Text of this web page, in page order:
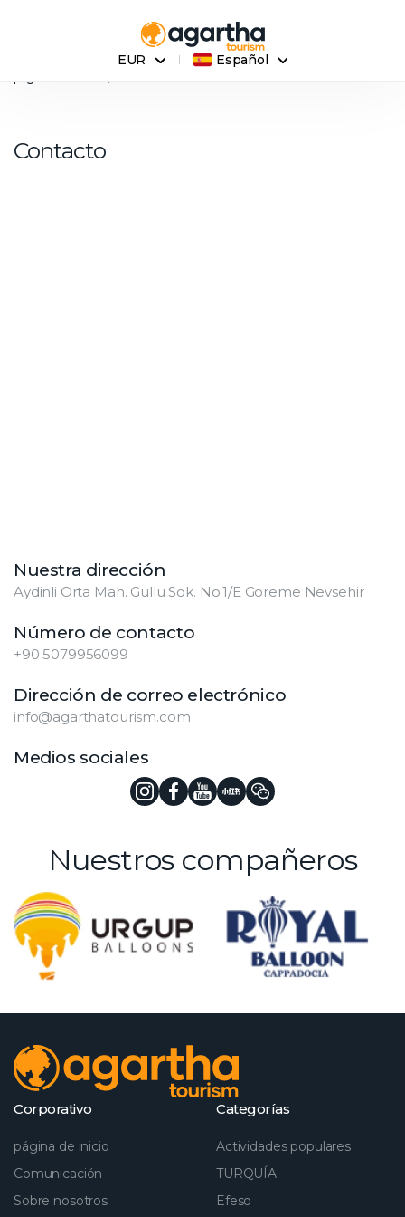
EUR Español
Contacto
Nuestra dirección
Aydinli Orta Mah. Gullu Sok. No:1/E Goreme Nevsehir
Número de contacto
+90 5079956099
Dirección de correo electrónico
info@agarthatourism.com
Medios sociales
Nuestros compañeros
Corporativo
página de inicio
Comunicación
Sobre nosotros
Categorías
Actividades populares
TURQUÍA
Efeso